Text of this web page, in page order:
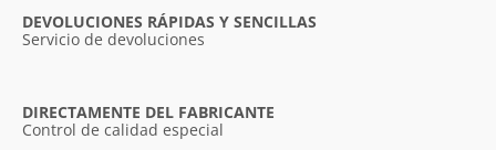
DEVOLUCIONES RÁPIDAS Y SENCILLAS
Servicio de devoluciones
DIRECTAMENTE DEL FABRICANTE
Control de calidad especial